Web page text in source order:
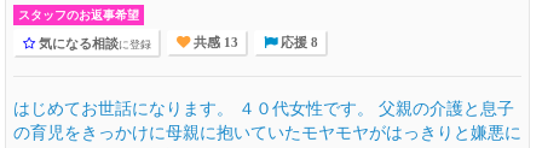
スタッフのお返事希望
気になる相談に登録 共感 13 応援 8
はじめてお世話になります。 ４０代女性です。 父親の介護と息子
の育児をきっかけに母親に抱いていたモヤモヤがはっきりと嫌悪に